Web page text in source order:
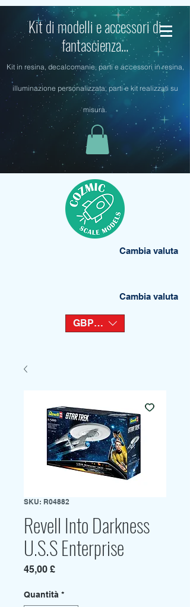
Kit di modelli e accessori di
fantascienza...
Kit in resina, decalcomanie, parti e accessori in resina,
illuminazione personalizzata, parti e kit realizzati su
misura.
Cambia valuta
Cambia valuta
GBP (£)
SKU: R04882
Revell Into Darkness
U.S.S Enterprise
45,00 £Prezzo
Quantità *